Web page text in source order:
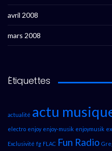
avril 2008
mars 2008
Étiquettes
actualité actu
electro enjoy enjoy-musik enjoymusik
Exclusivité fg FLAC Fun Radio